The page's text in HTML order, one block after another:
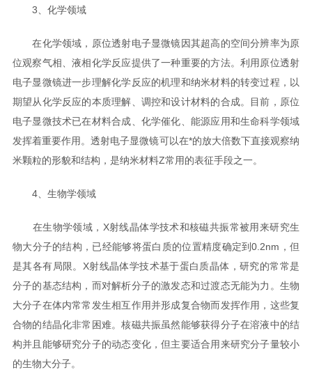
3、化学领域
在化学领域，原位透射电子显微镜因其超高的空间分辨率为原
位观察气相、液相化学反应提供了一种重要的方法。利用原位透射
电子显微镜进一步理解化学反应的机理和纳米材料的转变过程，以
期望从化学反应的本质理解、调控和设计材料的合成。目前，原位
电子显微技术已在材料合成、化学催化、能源应用和生命科学领域
发挥着重要作用。透射电子显微镜可以在*的放大倍数下直接观察纳
米颗粒的形貌和结构，是纳米材料Z常用的表征手段之一。
4、生物学领域
在生物学领域，X射线晶体学技术和核磁共振常被用来研究生
物大分子的结构，已经能够将蛋白质的位置精度确定到0.2nm，但
是其各有局限。X射线晶体学技术基于蛋白质晶体，研究的常常是
分子的基态结构，而对解析分子的激发态和过渡态无能为力。生物
大分子在体内常常发生相互作用并形成复合物而发挥作用，这些复
合物的结晶化非常困难。核磁共振虽然能够获得分子在溶液中的结
构并且能够研究分子的动态变化，但主要适合用来研究分子量较小
的生物大分子。